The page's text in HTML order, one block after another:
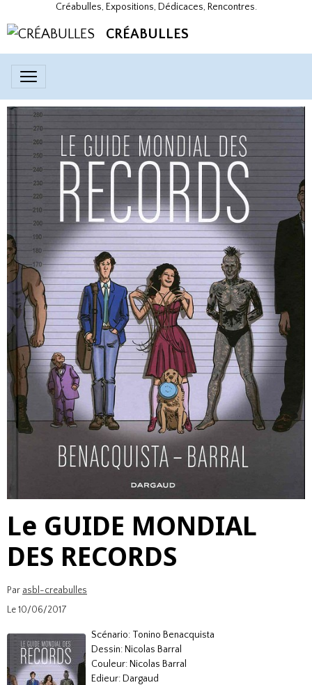
Créabulles, Expositions, Dédicaces, Rencontres.
CRÉABULLES
Le GUIDE MONDIAL
DES RECORDS
Par asbl-creabulles
Le 10/06/2017
Scénario: Tonino Benacquista
Dessin: Nicolas Barral
Couleur: Nicolas Barral
Edieur: Dargaud